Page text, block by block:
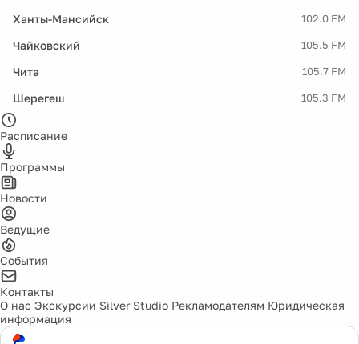
Ханты-Мансийск 102.0 FM
Чайковский 105.5 FM
Чита 105.7 FM
Шерегеш 105.3 FM
Расписание
Программы
Новости
Ведущие
События
Контакты
О нас Экскурсии Silver Studio Рекламодателям Юридическая
информация